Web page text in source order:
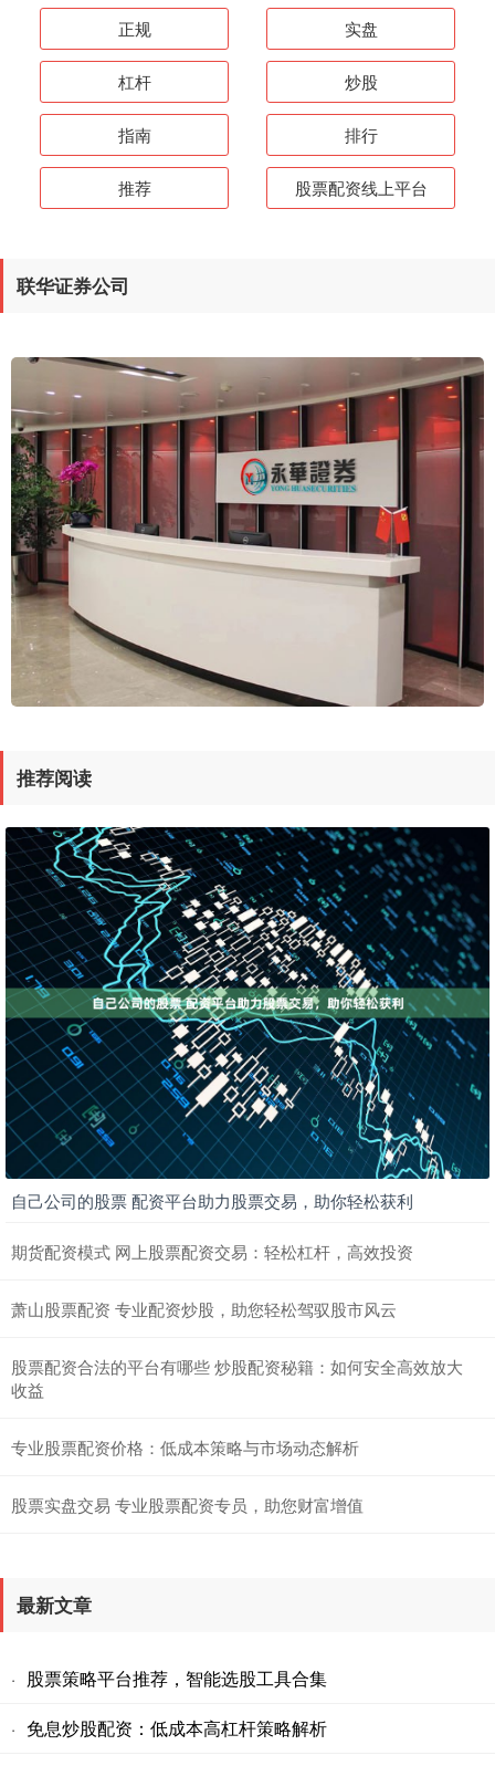
正规 实盘
杠杆 炒股
指南 排行
推荐 股票配资线上平台
联华证券公司
推荐阅读
自己公司的股票 配资平台助力股票交易，助你轻松获利
期货配资模式 网上股票配资交易：轻松杠杆，高效投资
萧山股票配资 专业配资炒股，助您轻松驾驭股市风云
股票配资合法的平台有哪些 炒股配资秘籍：如何安全高效放大
收益
专业股票配资价格：低成本策略与市场动态解析
股票实盘交易 专业股票配资专员，助您财富增值
最新文章
· 股票策略平台推荐，智能选股工具合集
· 免息炒股配资：低成本高杠杆策略解析